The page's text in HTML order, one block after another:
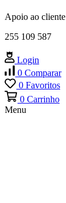
Apoio ao cliente
255 109 587
Login
0 Comparar
0 Favoritos
0 Carrinho
Menu